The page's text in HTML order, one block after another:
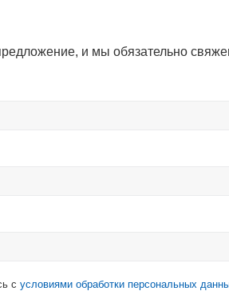
и мы обязательно
с условиями обработки персональных